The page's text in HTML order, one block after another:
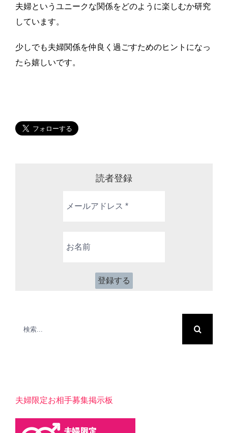
夫婦というユニークな関係をどのように楽しむか研究
しています。
少しでも夫婦関係を仲良く過ごすためのヒントになっ
たら嬉しいです。
読者登録
ー
*
夫婦限定お相手募集掲示板